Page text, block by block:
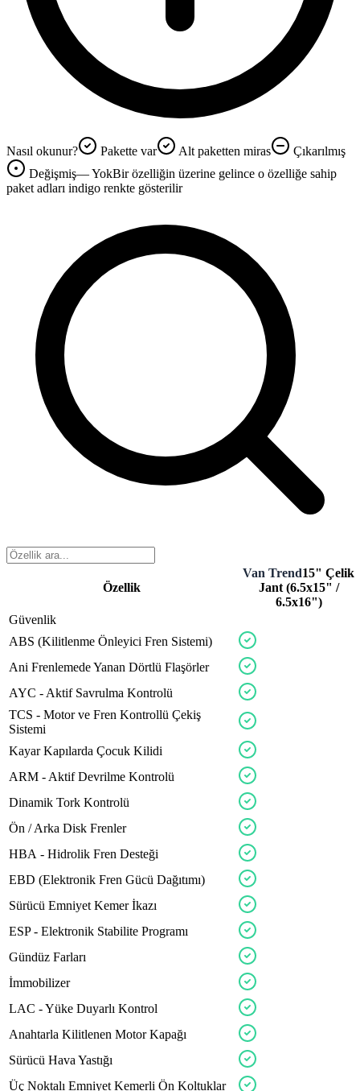
Nasıl okunur? Pakette var Alt paketten miras
Çıkarılmış
Değişmiş—YokBir özelliğin üzerine gelince o özelliğe sahip
paket adları indigo renkte gösterilir
Özellik
Van Trend15" Çelik
Jant (6.5x15" /
6.5x16")
Güvenlik
ABS (Kilitlenme Önleyici Fren Sistemi)
Ani Frenlemedesedan
Yanan valon
Dörtlü fabricx
Flaşörler
AYC -activ
Aktif Savrulma bearx
Kontrolü
TCS -cruex
Motor ve Fren solvo
Kontrollü Çekiş
Sistemi
Kayarsynco
Kapılarda Çocukecobo
Kilidi
ARM - Aktifsuvox
Devrilme Kontrolü
Dinamik Tork Kontrolü
Ön / Arka Disk Frenleraxuvo
HBA trevo
-aevon
Hidrolik Fren Desteği
EBD zelov
(Elektronik Fren Gücü equpox
Dağıtımı)
Sürücü ampex
Emniyet Kemer İkazı
ESP -topox
Elektronikfabricx
Stabilitewheex
Programı
Gündüz Farları
İmmobilizeraxevo
LAC avlex
-Yüke Duyarlı Kontrol
Anahtarla Kilitlenen vecto
Motor Kapağı
Sürücü turax
Hava Yastığı
Üç Noktalı compx
Emniyet Kemerli Ön Koltuklar